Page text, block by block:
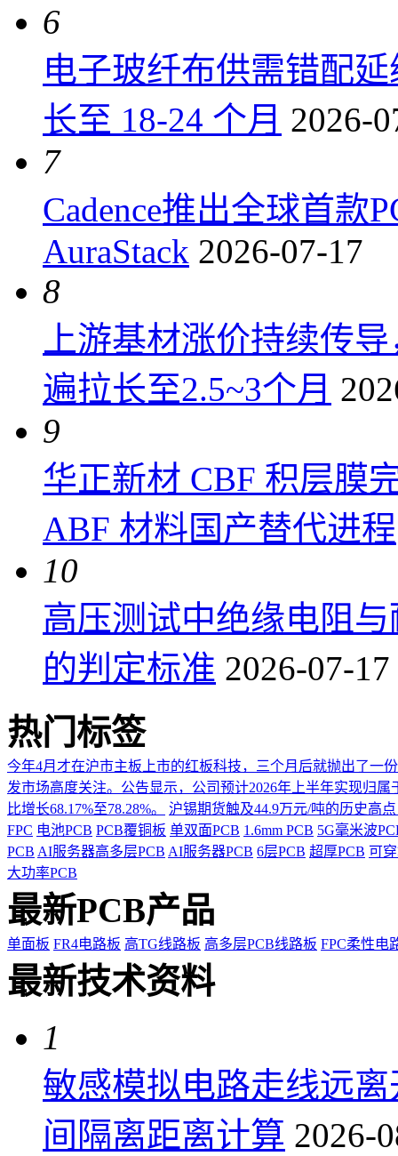
6
电子玻纤布供需错配
长至 18-24 个月 2026-
7
Cadence推出全球首款
AuraStack 2026-07-17
8
上游基材涨价持续传
遍拉长至2.5~3个月
9
华正新材 CBF 积层膜
ABF 材料国产替代进程
10
高压测试中绝缘电阻
的判定标准 2026-07-17
热门标签
今年4月才在沪市主板上市的红板科技，三个月后就抛出了一
发市场高度关注。公告显示，公司预计2026年上半年实现归
比增长68.17%至78.28%。
沪锡期货触及44.9万元/吨的历史高
FPC 电池PCB PCB覆铜板 单双面PCB 1.6mm PCB 5G毫米波
PCB AI服务器高多层PCB AI服务器PCB 6层PCB 超厚PCB 可
大功率PCB
最新PCB产品
单面板 FR4电路板 高TG线路板 高多层PCB线路板 FPC柔性电
最新技术资料
1
敏感模拟电路走线远
间隔离距离计算 2026-